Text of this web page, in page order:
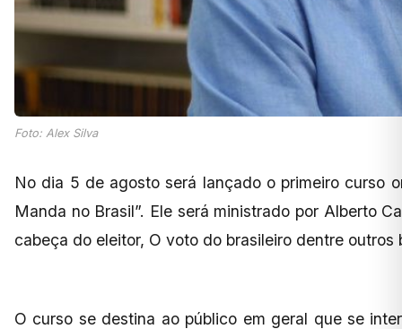
Foto: Alex Silva
No dia 5 de agosto será lançado o primeiro curso
Manda no Brasil”. Ele será ministrado por Alberto
cabeça do eleitor, O voto do brasileiro dentre
O curso se destina ao público em geral que se